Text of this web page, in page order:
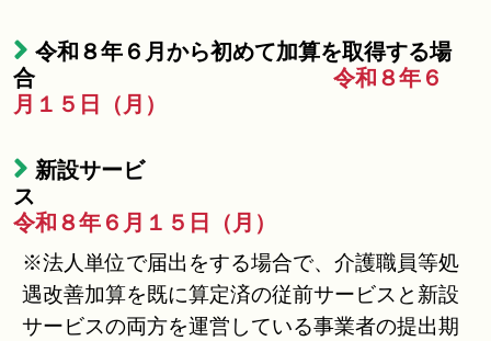
令和８年６月から初めて加算を取得する場
合 令和８年６
月１５日（月）
新設サービ
令和８年６月１５日（月）
※法人単位で届出をする場合で、介護職員等処
遇改善加算を既に算定済の従前サービスと新設
サービスの両方を運営している事業者の提出期